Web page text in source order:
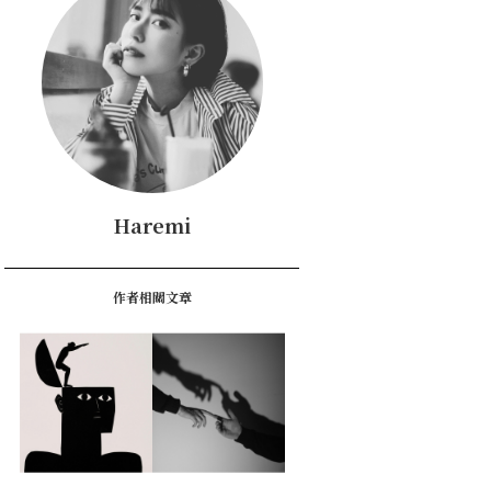
Haremi
作者相關文章